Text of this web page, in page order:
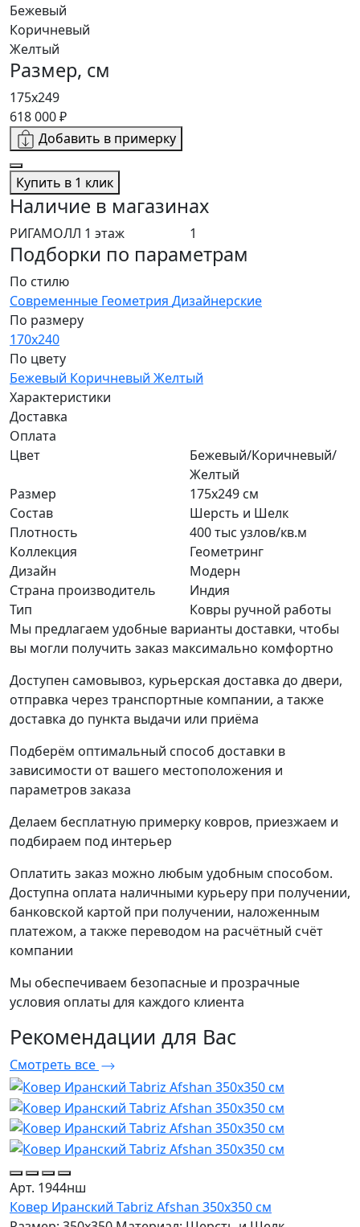
Бежевый
Коричневый
Желтый
Размер, см
175x249
618 000 ₽
Добавить в примерку
Купить в 1 клик
Наличие в магазинах
РИГАМОЛЛ 1 этаж 1
Подборки по параметрам
По стилю
Современные Геометрия Дизайнерские
По размеру
170x240
По цвету
Бежевый Коричневый Желтый
Характеристики
Доставка
Оплата
Цвет
Бежевый/Коричневый/
Желтый
Размер
175x249 см
Состав
Шерсть и Шелк
Плотность
400 тыс узлов/кв.м
Коллекция
Геометринг
Дизайн
Модерн
Страна производитель
Индия
Тип
Ковры ручной работы
Мы предлагаем удобные варианты доставки, чтобы
вы могли получить заказ максимально комфортно
Доступен самовывоз, курьерская доставка до двери,
отправка через транспортные компании, а также
доставка до пункта выдачи или приёма
Подберём оптимальный способ доставки в
зависимости от вашего местоположения и
параметров заказа
Делаем бесплатную примерку ковров, приезжаем и
подбираем под интерьер
Оплатить заказ можно любым удобным способом.
Доступна оплата наличными курьеру при получении,
банковской картой при получении, наложенным
платежом, а также переводом на расчётный счёт
компании
Мы обеспечиваем безопасные и прозрачные
условия оплаты для каждого клиента
Рекомендации для Вас
Смотреть все
Арт. 1944нш
Ковер Иранский Tabriz Afshan 350x350 см